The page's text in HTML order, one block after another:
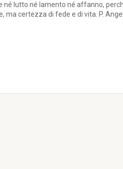
né lutto né lamento né affanno,
ma certezza di fede e di vita. P.